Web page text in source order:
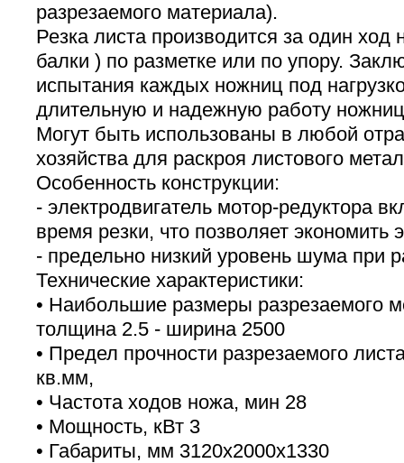
разрезаемого материала).
Резка листа производится за один ход
балки ) по разметке или по упору.
испытания каждых ножниц под
длительную и надежную работу
Могут быть использованы в любой
хозяйства для раскроя листового
Особенность конструкции:
- электродвигатель мотор-редуктора
время резки, что позволяет экономить
- предельно низкий уровень шума при
Технические характеристики:
• Наибольшие размеры разрезаемого
толщина 2.5 - ширина 2500
• Предел прочности разрезаемого
кв.мм,
• Частота ходов ножа, мин 28
• Мощность, кВт 3
• Габариты, мм 3120х2000х1330